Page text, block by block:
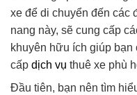
xe để di chuyển đến các
nang này, sẽ cung cấp
khuyên hữu ích giúp
cấp dịch vụ thuê xe phù
Đầu tiên, bạn nên tìm